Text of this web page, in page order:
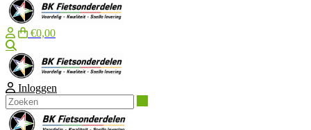
€0,00
Inloggen